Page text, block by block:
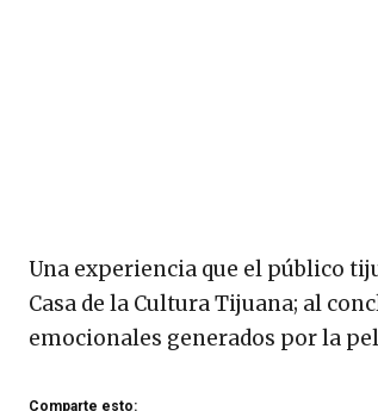
Una experiencia que el público
Casa de la Cultura Tijuana; al
emocionales generados por la
Comparte esto: